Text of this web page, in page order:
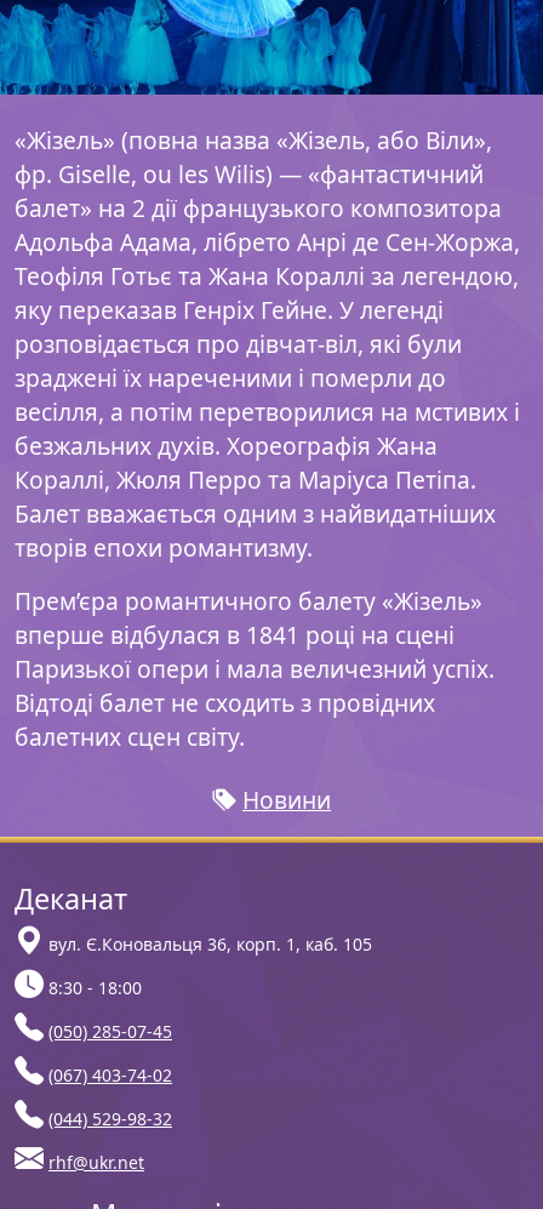
«Жізель» (повна назва «Жізель, або Віли»,
фр. Giselle, ou les Wilis) — «фантастичний
балет» на 2 дії французького композитора
Адольфа Адама, лібрето Анрі де Сен-Жоржа,
Теофіля Готьє та Жана Кораллі за легендою,
яку переказав Генріх Гейне. У легенді
розповідається про дівчат-віл, які були
зраджені їх нареченими і померли до
весілля, а потім перетворилися на мстивих і
безжальних духів. Хореографія Жана
Кораллі, Жюля Перро та Маріуса Петіпа.
Балет вважається одним з найвидатніших
творів епохи романтизму.
Прем’єра романтичного балету «Жізель»
вперше відбулася в 1841 році на сцені
Паризької опери і мала величезний успіх.
Відтоді балет не сходить з провідних
балетних сцен світу.
Новини
Деканат
вул. Є.Коновальця 36, корп. 1, каб. 105
8:30 - 18:00
(050) 285-07-45
(067) 403-74-02
(044) 529-98-32
rhf@ukr.net